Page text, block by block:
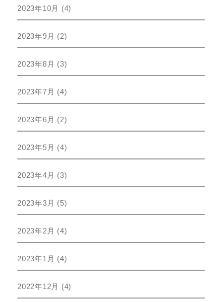
2023年10月 (4)
2023年9月 (2)
2023年8月 (3)
2023年7月 (4)
2023年6月 (2)
2023年5月 (4)
2023年4月 (3)
2023年3月 (5)
2023年2月 (4)
2023年1月 (4)
2022年12月 (4)